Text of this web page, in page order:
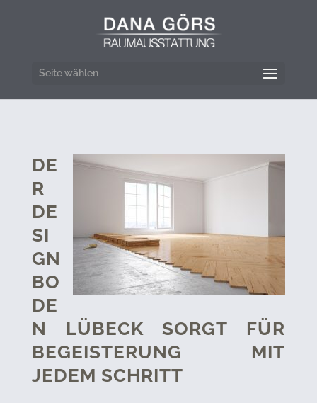
Seite wählen
DE
R
DE
SI
GN
BO
DE
N LÜBECK SORGT FÜR
BEGEISTERUNG MIT
JEDEM SCHRITT